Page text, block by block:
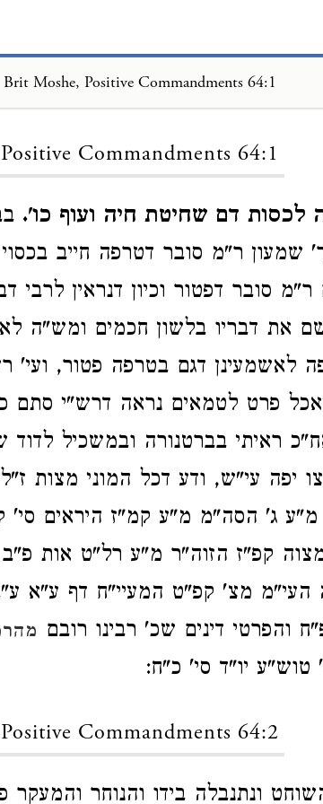
Brit Moshe, Positive Commandments 64:1
Positive Commandments 64:1
דם שחיטת חיה ועוף כו'.
שמעון ר"מ סובר דטרפה חייב
סובר דפטור וכיון דנראין לרבי
את דבריו בלשון חכמים ומש"ה לא
לאשמעינן דגם בטרפה פטור, ועי'
פרט לטמאים נראה דרש"י סתם
ראיתי בברטנורה ובמשכיל
יפה עי"ש, ודע דכל המוני מצות
מ"ע ג' הסה"מ מ"ע קמ"ז היראים סי'
קפ"ז הזוה"ר מ"ע רל"ט אות
מצ' קפ"ט המעיי"ח דף ע"א
והפרטי דינים שכ' רבינו רובם
טוש"ע יו"ד סי' כ"ח:
Positive Commandments 64:2
ונתנבלה בידו והנוחר